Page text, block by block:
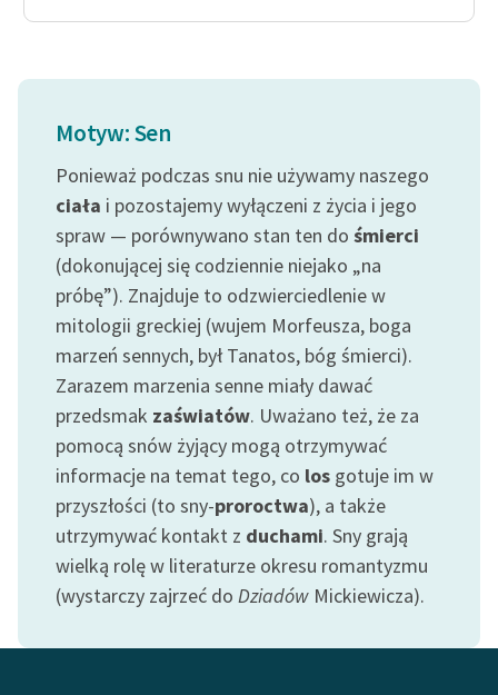
Feministyczne inspiracje.
feministycznej
Ręce pełne poezji
Kolekcje edukacyjne
twórców przechodzących
do domeny publicznej,
lektur szkolnych oraz
Starego Testamentu
Odkurzamy bohaterów
Szkoła Poezji Wolnych
O nas
Kontakt
O projekcie
Zespół
Motyw: Sen
Ponieważ podczas snu nie używamy naszego
ciała i pozostajemy wyłączeni z życia i jego
spraw — porównywano stan ten do śmierci
(dokonującej się codziennie niejako „na
próbę”). Znajduje to odzwierciedlenie w
mitologii greckiej (wujem Morfeusza, boga
marzeń sennych, był Tanatos, bóg śmierci).
Zarazem marzenia senne miały dawać
przedsmak zaświatów. Uważano też, że za
pomocą snów żyjący mogą otrzymywać
informacje na temat tego, co los gotuje im w
przyszłości (to sny-proroctwa), a także
utrzymywać kontakt z duchami. Sny grają
wielką rolę w literaturze okresu romantyzmu
(wystarczy zajrzeć do Dziadów Mickiewicza).